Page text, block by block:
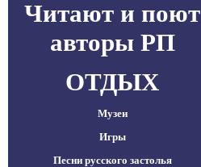
Читают и поют
авторы РП
ОТДЫХ
Музеи
Игры
Песни русского застолья